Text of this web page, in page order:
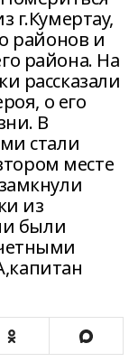
г.Кумертау,
районов и
района. На
рассказали
о его
В
стали
месте
из
были